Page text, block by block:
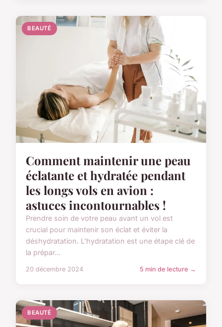
BEAUTÉ
Comment maintenir une peau
éclatante et hydratée pendant
les longs vols en avion :
astuces incontournables !
Prendre soin de votre peau avant un vol est
crucial pour maintenir son éclat et éviter la
déshydratation. L'hydratation est une étape clé de
la prépar...
20 décembre 2024 5 min de lecture →
BEAUTÉ